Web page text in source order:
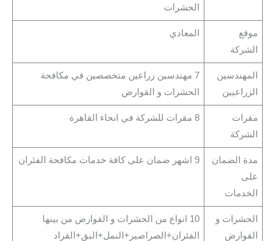
الحشرات
موقع
الشركة
المعادي
المهندسين
الزراعيين
7 مهندسين زراعين متخصصين في مكافحة
الحشرات و القوارض
مقرات
الشركة
8 مقرات للشركة في انحاء القاهرة
مدة الضمان
على
الخدمات
9 اشهر ضمان على كافة خدمات مكافحة الفئران
الحشرات و
القوارض
10 انواع من الحشرات و القوارض من بينها
الفئران+الصراصير+النمل+البق+القراد